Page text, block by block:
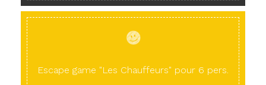
Escape game "Les Chauffeurs" pour 6 pers.